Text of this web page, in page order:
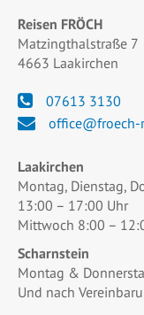
Reisen FRÖCH
Matzingthalstraße 7
4663 Laakirchen
07613 3130
office@froech-
Laakirchen
Montag, Dienstag,
13:00 – 17:00 Uhr
Mittwoch 8:00 –
Scharnstein
Montag &
Und nach